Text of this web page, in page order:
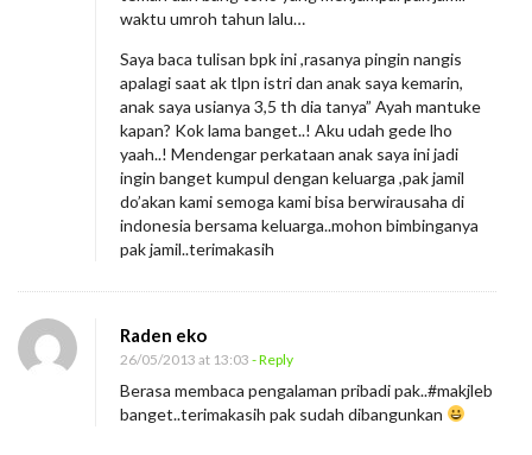
waktu umroh tahun lalu…
Saya baca tulisan bpk ini ,rasanya pingin nangis
apalagi saat ak tlpn istri dan anak saya kemarin,
anak saya usianya 3,5 th dia tanya” Ayah mantuke
kapan? Kok lama banget..! Aku udah gede lho
yaah..! Mendengar perkataan anak saya ini jadi
ingin banget kumpul dengan keluarga ,pak jamil
do’akan kami semoga kami bisa berwirausaha di
indonesia bersama keluarga..mohon bimbinganya
pak jamil..terimakasih
Raden eko
26/05/2013 at 13:03 - Reply
Berasa membaca pengalaman pribadi pak..#makjleb
banget..terimakasih pak sudah dibangunkan